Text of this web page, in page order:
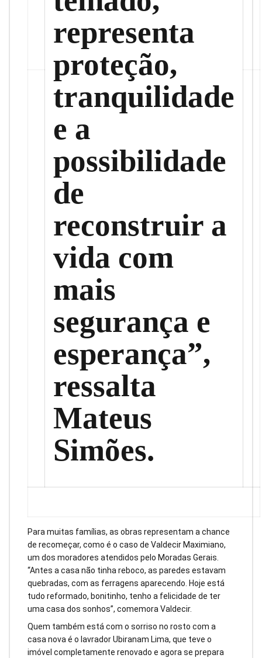
representa
proteção,
tranquilidade
e a
possibilidade
de
reconstruir a
vida com
mais
segurança e
esperança”,
ressalta
Mateus
Simões.
Para muitas famílias, as obras representam a chance
de recomeçar, como é o caso de Valdecir Maximiano,
um dos moradores atendidos pelo Moradas Gerais.
“Antes a casa não tinha reboco, as paredes estavam
quebradas, com as ferragens aparecendo. Hoje está
tudo reformado, bonitinho, tenho a felicidade de ter
uma casa dos sonhos”, comemora Valdecir.
Quem também está com o sorriso no rosto com a
casa nova é o lavrador Ubiranam Lima, que teve o
imóvel completamente renovado e agora se prepara